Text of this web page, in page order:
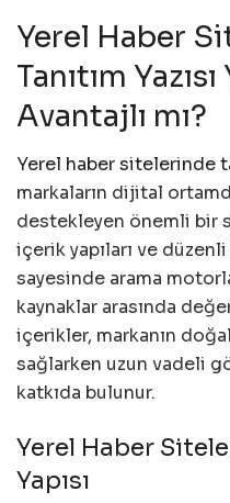
Yerel Haber
Tanıtım
Avantajlı mı?
Yerel haber sitelerinde
markaların dijital
destekleyen önemli bir
içerik yapıları ve
sayesinde arama
kaynaklar arasında
içerikler, markanın
sağlarken uzun vadeli
katkıda bulunur.
Yerel Haber
Yapısı